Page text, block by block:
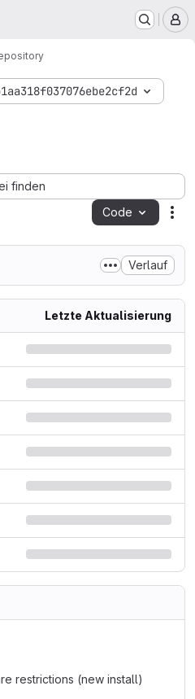
finden
Code
Verlauf
Letzte Aktualisierung
restrictions (new install)